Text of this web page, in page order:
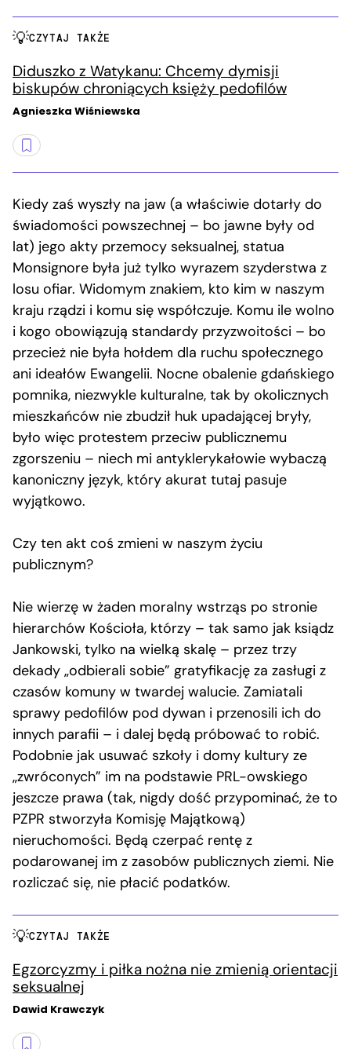
CZYTAJ TAKŻE
Diduszko z Watykanu: Chcemy dymisji
biskupów chroniących księży pedofilów
Agnieszka Wiśniewska
Kiedy zaś wyszły na jaw (a właściwie dotarły do
świadomości powszechnej – bo jawne były od
lat) jego akty przemocy seksualnej, statua
Monsignore była już tylko wyrazem szyderstwa z
losu ofiar. Widomym znakiem, kto kim w naszym
kraju rządzi i komu się współczuje. Komu ile wolno
i kogo obowiązują standardy przyzwoitości – bo
przecież nie była hołdem dla ruchu społecznego
ani ideałów Ewangelii. Nocne obalenie gdańskiego
pomnika, niezwykle kulturalne, tak by okolicznych
mieszkańców nie zbudził huk upadającej bryły,
było więc protestem przeciw publicznemu
zgorszeniu – niech mi antyklerykałowie wybaczą
kanoniczny język, który akurat tutaj pasuje
wyjątkowo.
Czy ten akt coś zmieni w naszym życiu
publicznym?
Nie wierzę w żaden moralny wstrząs po stronie
hierarchów Kościoła, którzy – tak samo jak ksiądz
Jankowski, tylko na wielką skalę – przez trzy
dekady „odbierali sobie” gratyfikację za zasługi z
czasów komuny w twardej walucie. Zamiatali
sprawy pedofilów pod dywan i przenosili ich do
innych parafii – i dalej będą próbować to robić.
Podobnie jak usuwać szkoły i domy kultury ze
„zwróconych” im na podstawie PRL-owskiego
jeszcze prawa (tak, nigdy dość przypominać, że to
PZPR stworzyła Komisję Majątkową)
nieruchomości. Będą czerpać rentę z
podarowanej im z zasobów publicznych ziemi. Nie
rozliczać się, nie płacić podatków.
CZYTAJ TAKŻE
Egzorcyzmy i piłka nożna nie zmienią orientacji
seksualnej
Dawid Krawczyk